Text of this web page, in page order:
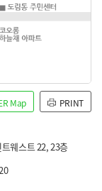
Map PRINT
웨스트 22, 23층